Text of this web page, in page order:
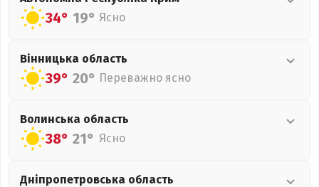
34° 19° Ясно
Вінницька область
39° 20° Переважно ясно
Волинська область
38° 21° Ясно
Дніпропетровська область